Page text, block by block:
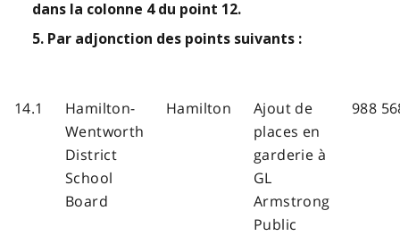
dans la colonne 4 du point 12.
5. Par adjonction des points suivants :
14.1
Hamilton-
Wentworth
District
School
Board
Hamilton
Ajout de
places en
garderie à
GL
Armstrong
Public
988